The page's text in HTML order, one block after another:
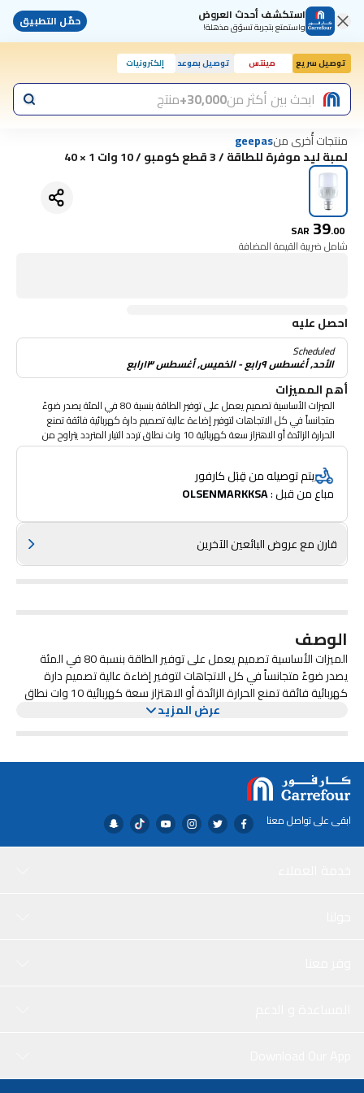
استكشف أحدث العروض
واستمتع بتجربة تسوّق مذهلة! حمّل التطبيق
توصيل سريع مينتس توصيل بموعد إلكترونيات
اليوم, 10:00 صابحث بين أكثر من30,000+ منتج
منتجات أُخرى منgeepas
لمبة ليد موفرة للطاقة / 3 قطع كومبو / 10 وات 1 × 40
SAR 39.00
شامل ضريبة القيمة المضافة
احصل عليه
Scheduled
الأحد, أغسطس ٩رابع - الخميس, أغسطس ١٣رابع
أهم المميزات
الميزات الأساسية تصميم يعمل على توفير الطاقة بنسبة 80 في المئة يصدر ضوءً
متجانساً في كل الاتجاهات لتوفير إضاءة عالية تصميم دارة كهربائية فائقة تمنع
الحرارة الزائدة أو الاهتزاز سعة كهربائية 10 وات نطاق تردد التيار المتردد يتراوح من
170 إلى 240 فولت
يتم توصيله من قِبَل كارفور
مباع من قبل : OLSENMARKKSA
قارن مع عروض البائعين الآخرين
الوصف
الميزات الأساسية تصميم يعمل على توفير الطاقة بنسبة 80 في المئة
يصدر ضوءً متجانساً في كل الاتجاهات لتوفير إضاءة عالية تصميم دارة
كهربائية فائقة تمنع الحرارة الزائدة أو الاهتزاز سعة كهربائية 10 وات نطاق
عرض المزيد
ابقى على تواصل معنا